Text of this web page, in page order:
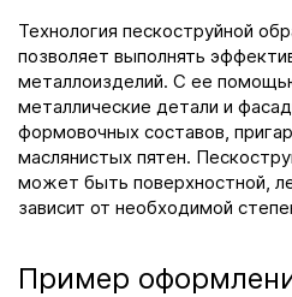
Технология пескоструйной
позволяет выполнять
металлоизделий. С ее
металлические детали и
формовочных составов,
маслянистых пятен.
может быть поверхностной,
зависит от необходимой
Пример